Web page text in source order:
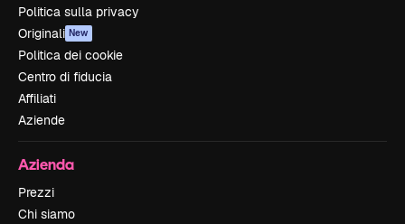
Politica sulla privacy
Originali New
Politica dei cookie
Centro di fiducia
Affiliati
Aziende
Azienda
Prezzi
Chi siamo